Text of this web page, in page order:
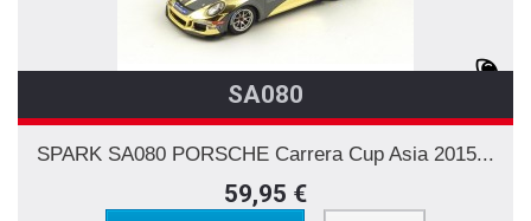
SA080
SPARK SA080 PORSCHE Carrera Cup Asia 2015...
59,95 €